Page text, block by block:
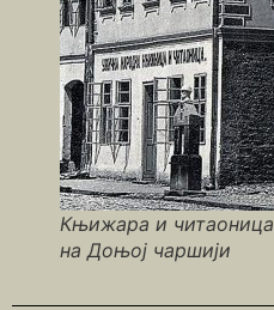
Књижара и читаоница
на Доњој чаршији